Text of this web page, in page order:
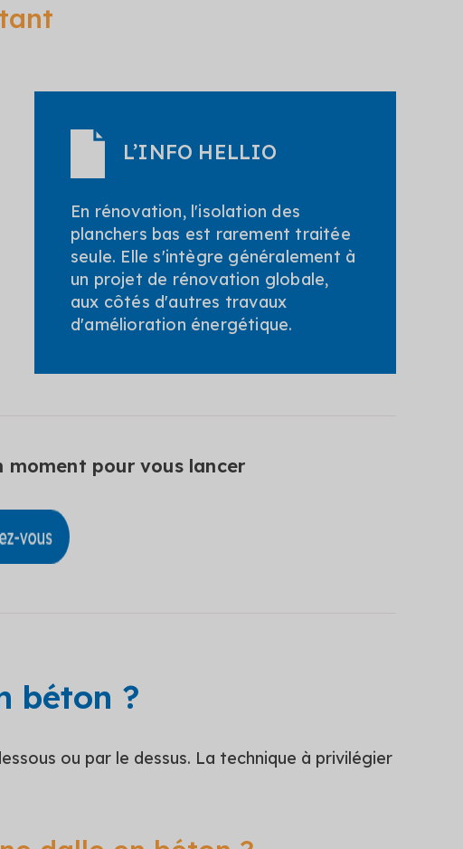
L’INFO HELLIO
En rénovation, l'isolation des
planchers bas est rarement traitée
seule. Elle s'intègre généralement à
un projet de rénovation globale,
aux côtés d'autres travaux
d'amélioration énergétique.
moment pour vous lancer
béton ?
ou par le dessus. La technique à privilégier